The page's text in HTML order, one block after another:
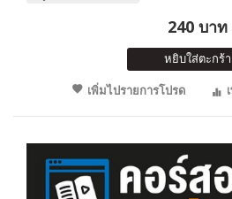
240 บาท
หยิบใส่ตะกร้า
เพิ่มไปรายการโปรด